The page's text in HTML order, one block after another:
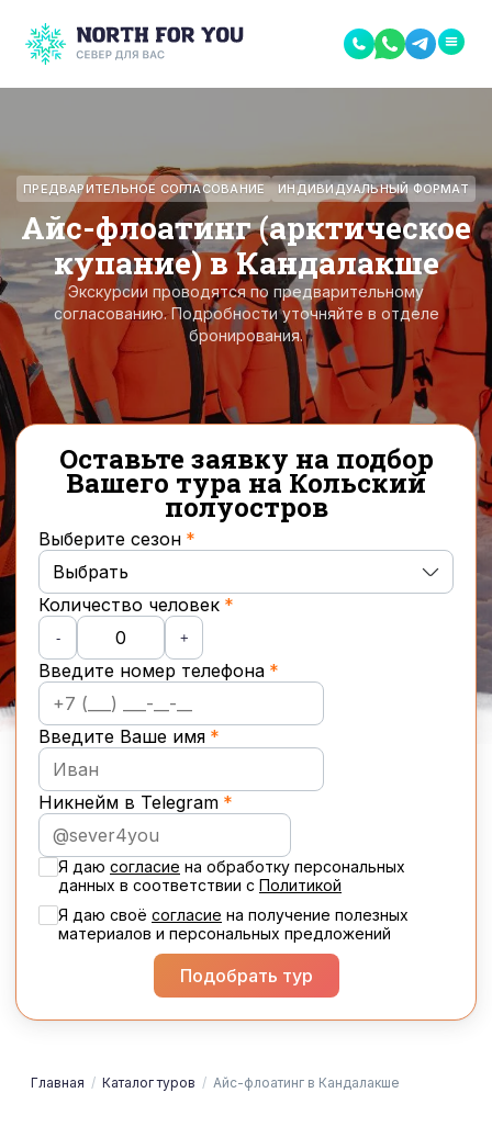
ПРЕДВАРИТЕЛЬНОЕ СОГЛАСОВАНИЕ ИНДИВИДУАЛЬНЫЙ ФОРМАТ
Айс-флоатинг (арктическое
купание) в Кандалакше
Экскурсии проводятся по предварительному
согласованию. Подробности уточняйте в отделе
бронирования.
Оставьте заявку на подбор
Вашего тура на Кольский
полуостров
Выберите сезон
Выбрать
Осень
Зима
Весна
Лето
Новогодние туры
Количество человек
- +
Введите номер телефона
Введите Ваше имя
Никнейм в Telegram
Я даю согласие на обработку персональных
данных в соответствии с Политикой
Я даю своё cогласие на получение полезных
материалов и персональных предложений
Подобрать тур
Главная / Каталог туров / Айс-флоатинг в Кандалакше